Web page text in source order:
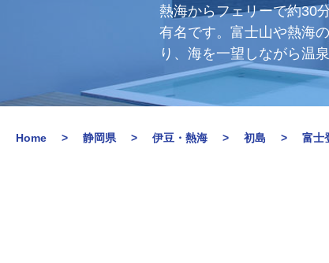
熱海からフェリーで約30
有名です。富士山や熱海
り、海を一望しながら温
Home 静岡県 伊豆・熱海 初島 富士